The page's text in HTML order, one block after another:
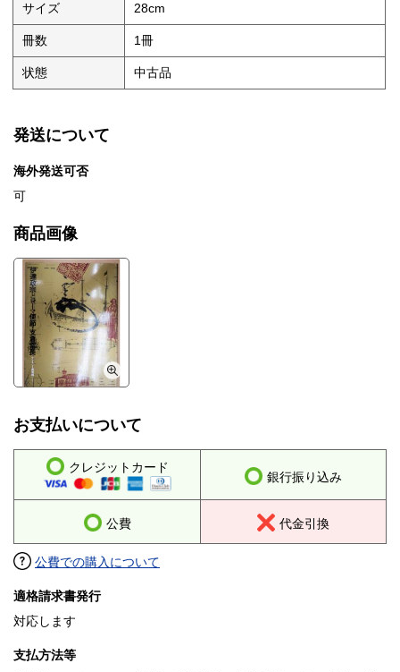
サイズ 28cm
冊数 1冊
状態 中古品
発送について
海外発送可否
可
商品画像
お支払いについて
クレジットカード
銀行振り込み
公費 代金引換
公費での購入について
適格請求書発行
対応します
支払方法等